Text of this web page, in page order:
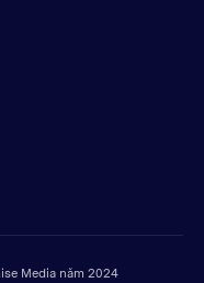
Media năm 2024